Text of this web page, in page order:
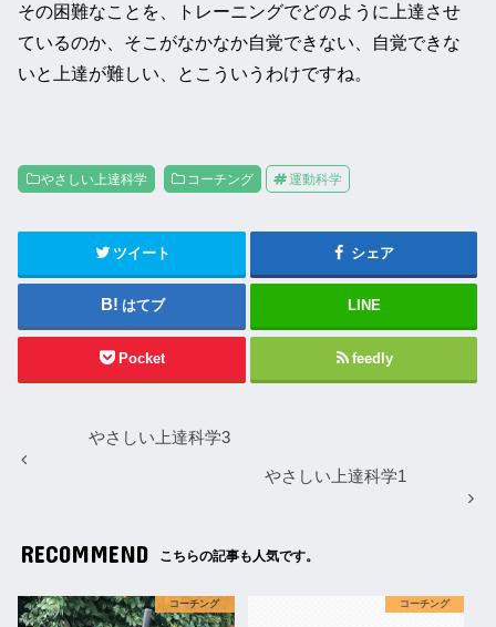
その困難なことを、トレーニングでどのように上達させ
ているのか、そこがなかなか自覚できない、自覚できな
いと上達が難しい、とこういうわけですね。
やさしい上達科学 コーチング 運動科学
ツイート シェア
はてブ LINE
Pocket feedly
やさしい上達科学3
やさしい上達科学1
RECOMMEND こちらの記事も人気です。
コーチング コーチング